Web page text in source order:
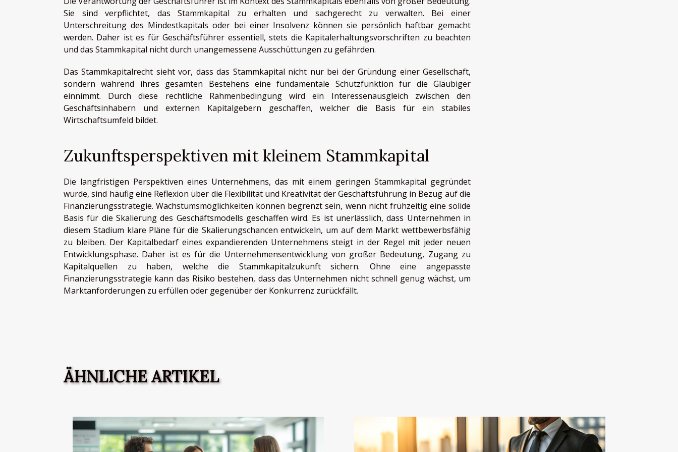
Sie sind verpflichtet, das Stammkapital zu erhalten und sachgerecht zu verwalten. Bei einer
Unterschreitung des Mindestkapitals oder bei einer Insolvenz können sie persönlich haftbar gemacht
werden. Daher ist es für Geschäftsführer essentiell, stets die Kapitalerhaltungsvorschriften zu beachten
und das Stammkapital nicht durch unangemessene Ausschüttungen zu gefährden.
Das Stammkapitalrecht sieht vor, dass das Stammkapital nicht nur bei der Gründung einer Gesellschaft,
sondern während ihres gesamten Bestehens eine fundamentale Schutzfunktion für die Gläubiger
einnimmt. Durch diese rechtliche Rahmenbedingung wird ein Interessenausgleich zwischen den
Geschäftsinhabern und externen Kapitalgebern geschaffen, welcher die Basis für ein stabiles
Wirtschaftsumfeld bildet.
Zukunftsperspektiven mit kleinem Stammkapital
Die langfristigen Perspektiven eines Unternehmens, das mit einem geringen Stammkapital gegründet
wurde, sind häufig eine Reflexion über die Flexibilität und Kreativität der Geschäftsführung in Bezug auf die
Finanzierungsstrategie. Wachstumsmöglichkeiten können begrenzt sein, wenn nicht frühzeitig eine solide
Basis für die Skalierung des Geschäftsmodells geschaffen wird. Es ist unerlässlich, dass Unternehmen in
diesem Stadium klare Pläne für die Skalierungschancen entwickeln, um auf dem Markt wettbewerbsfähig
zu bleiben. Der Kapitalbedarf eines expandierenden Unternehmens steigt in der Regel mit jeder neuen
Entwicklungsphase. Daher ist es für die Unternehmensentwicklung von großer Bedeutung, Zugang zu
Kapitalquellen zu haben, welche die Stammkapitalzukunft sichern. Ohne eine angepasste
Finanzierungsstrategie kann das Risiko bestehen, dass das Unternehmen nicht schnell genug wächst, um
Marktanforderungen zu erfüllen oder gegenüber der Konkurrenz zurückfällt.
ÄHNLICHE ARTIKEL